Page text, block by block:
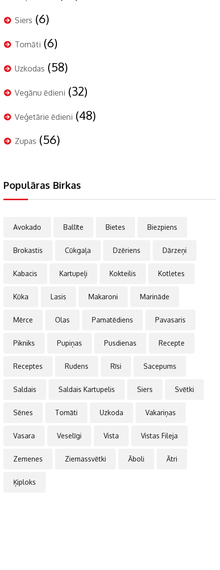
Siers (6)
Tomāti (6)
Uzkodas (58)
Vegānu ēdieni (32)
Veģetārie ēdieni (48)
Zupas (56)
Populāras Birkas
Avokado Ballīte Bietes Biezpiens
Brokastis Cūkgaļa Dzēriens Dārzeņi
Kabacis Kartupeļi Kokteilis Kotletes
Kūka Lasis Makaroni Marināde
Mērce Olas Pamatēdiens Pavasaris
Pikniks Pupiņas Pusdienas Recepte
Receptes Rudens Rīsi Sacepums
Saldais Saldais Kartupelis Siers Svētki
Sēnes Tomāti Uzkoda Vakariņas
Vasara Veselīgi Vista Vistas Fileja
Zemenes Ziemassvētki Āboli Ātri
Ķiploks